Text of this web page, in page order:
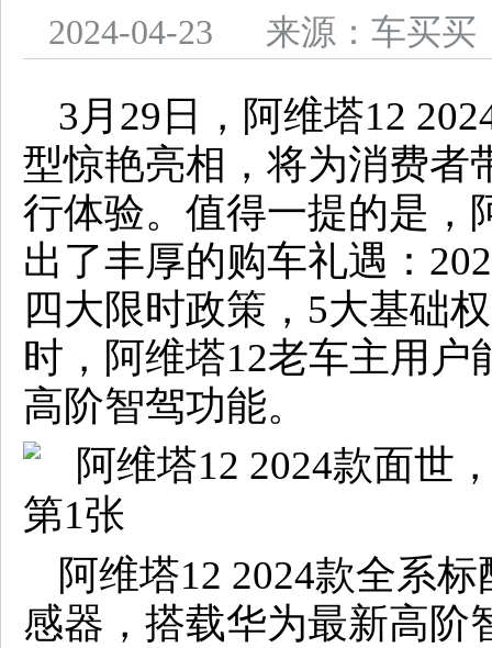
2024-04-23 来源：车买
3月29日，阿维塔12
型惊艳亮相，将为消费者
行体验。值得一提的是，
出了丰厚的购车礼遇：
四大限时政策，5大基础
时，阿维塔12老车主用
高阶智驾功能。
阿维塔12 2024款全系
感器，搭载华为最新高阶